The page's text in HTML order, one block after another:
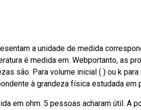
a unidade de medida
é medida em. Webportanto, as
são: Para volume inicial ( ) ou k
à grandeza física estudada em
em ohm. 5 pessoas acharam útil. A